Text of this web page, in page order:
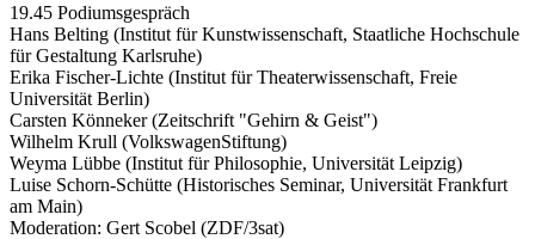
19.45 Podiumsgespräch
Hans Belting (Institut für Kunstwissenschaft, Staatliche Hochschule
für Gestaltung Karlsruhe)
Erika Fischer-Lichte (Institut für Theaterwissenschaft, Freie
Universität Berlin)
Carsten Könneker (Zeitschrift "Gehirn & Geist")
Wilhelm Krull (VolkswagenStiftung)
Weyma Lübbe (Institut für Philosophie, Universität Leipzig)
Luise Schorn-Schütte (Historisches Seminar, Universität Frankfurt
am Main)
Moderation: Gert Scobel (ZDF/3sat)